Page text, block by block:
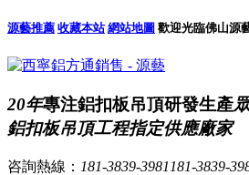
源藝推薦 收藏本站 網站地圖 歡迎光臨佛山源
20年專注鋁扣板吊頂研發生產
鋁扣板吊頂工程指定供應廠家
咨詢熱線： 181-3839-3981 181-3839-